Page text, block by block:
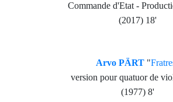
Commande d'Etat -
(2017) 18'
Arvo PÄRT "
version pour quatuor de
(1977) 8'